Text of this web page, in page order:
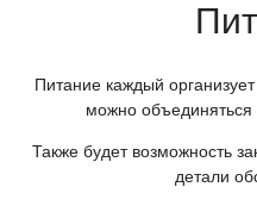
Питание каждый
можно объединяться
Также будет возможность
детали